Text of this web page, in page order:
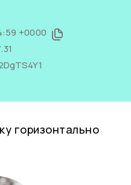
+0000
горизонтально